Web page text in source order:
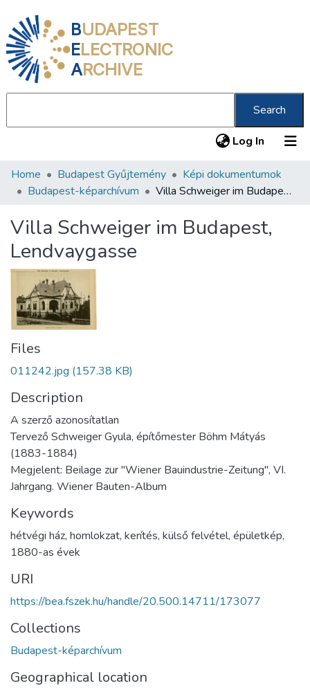
BUDAPEST
ELECTRONIC
ARCHIVE
Search
Log In (current)
Communities & Collections
Statistics
About us
Home Budapest Gyűjtemény
Képi dokumentumok
Budapest-képarchívum
Villa Schweiger im Budapest, Lendvaygasse
Villa Schweiger im Budapest,
Lendvaygasse
Files
011242.jpg (157.38 KB)
Description
A szerző azonosítatlan
Tervező Schweiger Gyula, építőmester Böhm Mátyás
(1883-1884)
Megjelent: Beilage zur "Wiener Bauindustrie-Zeitung", VI.
Jahrgang. Wiener Bauten-Album
Keywords
hétvégi ház, homlokzat, kerítés, külső felvétel, épületkép,
1880-as évek
URI
https://bea.fszek.hu/handle/20.500.14711/173077
Collections
Budapest-képarchívum
Geographical location